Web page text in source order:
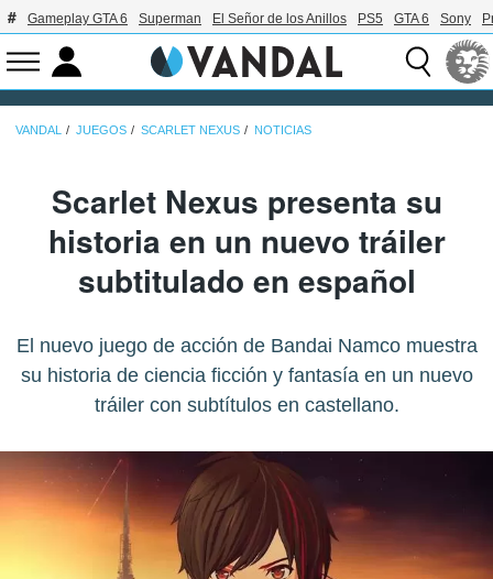
Gameplay GTA 6 Superman El Señor de los Anillos PS5 GTA 6 Sony
VANDAL JUEGOS SCARLET NEXUS NOTICIAS
Scarlet Nexus presenta su
historia en un nuevo tráiler
subtitulado en español
El nuevo juego de acción de Bandai Namco muestra
su historia de ciencia ficción y fantasía en un nuevo
tráiler con subtítulos en castellano.